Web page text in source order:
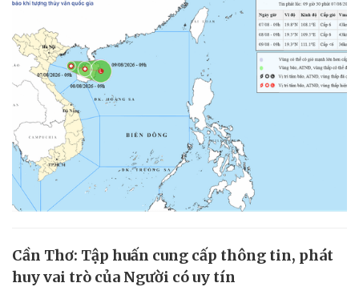
Cần Thơ: Tập huấn cung cấp thông tin, phát
huy vai trò của Người có uy tín